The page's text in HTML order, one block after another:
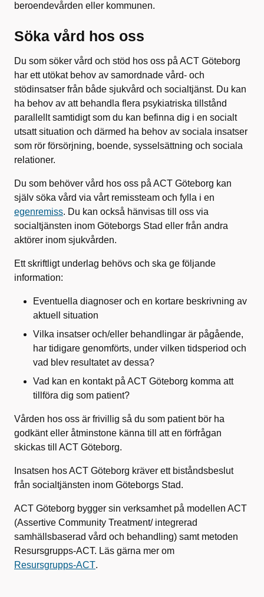
beroendevården eller kommunen.
Söka vård hos oss
Du som söker vård och stöd hos oss på ACT Göteborg
har ett utökat behov av samordnade vård- och
stödinsatser från både sjukvård och socialtjänst. Du kan
ha behov av att behandla flera psykiatriska tillstånd
parallellt samtidigt som du kan befinna dig i en socialt
utsatt situation och därmed ha behov av sociala insatser
som rör försörjning, boende, sysselsättning och sociala
relationer.
Du som behöver vård hos oss på ACT Göteborg kan
själv söka vård via vårt remissteam och fylla i en
egenremiss. Du kan också hänvisas till oss via
socialtjänsten inom Göteborgs Stad eller från andra
aktörer inom sjukvården.
Ett skriftligt underlag behövs och ska ge följande
information:
Eventuella diagnoser och en kortare beskrivning av
aktuell situation
Vilka insatser och/eller behandlingar är pågående,
har tidigare genomförts, under vilken tidsperiod och
vad blev resultatet av dessa?
Vad kan en kontakt på ACT Göteborg komma att
tillföra dig som patient?
Vården hos oss är frivillig så du som patient bör ha
godkänt eller åtminstone känna till att en förfrågan
skickas till ACT Göteborg.
Insatsen hos ACT Göteborg kräver ett biståndsbeslut
från socialtjänsten inom Göteborgs Stad.
ACT Göteborg bygger sin verksamhet på modellen ACT
(Assertive Community Treatment/ integrerad
samhällsbaserad vård och behandling) samt metoden
Resursgrupps-ACT. Läs gärna mer om
Resursgrupps-ACT.